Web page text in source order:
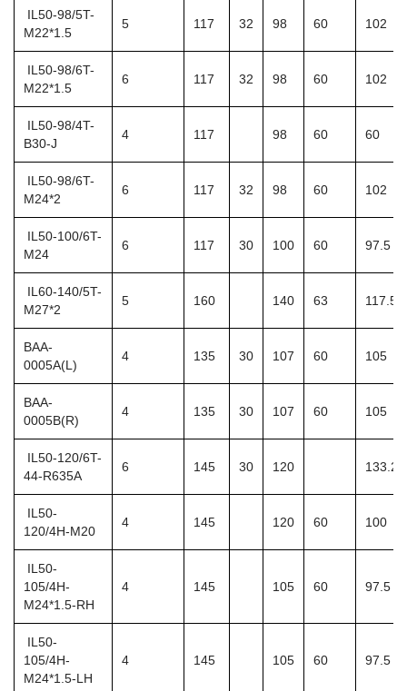
IL50-98/5T-
M22*1.5
5 117 32 98 60 102
IL50-98/6T-
M22*1.5
6 117 32 98 60 102
IL50-98/4T-
B30-J
4 117 98 60 60
IL50-98/6T-
M24*2
6 117 32 98 60 102
IL50-100/6T-
M24
6 117 30 100 60 97.5
IL60-140/5T-
M27*2
5 160 140 63 117.5
BAA-
0005A(L)
4 135 30 107 60 105
BAA-
0005B(R)
4 135 30 107 60 105
IL50-120/6T-
44-R635A
6 145 30 120 133.2
IL50-
120/4H-M20
4 145 120 60 100
IL50-
105/4H-
M24*1.5-RH
4 145 105 60 97.5
IL50-
105/4H-
M24*1.5-LH
4 145 105 60 97.5